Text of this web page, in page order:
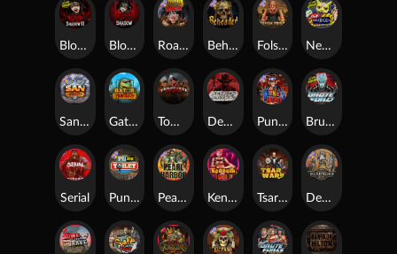
Dead, Dead, or Deader
Tsar Wars
Brute Force
Tombstone Slaughter
Blood & Shadow
Blood & Shadow 2
Punk Rocker 2
Deadwood R.I.P
Beheaded Nexus Outsourced
Gator Hunters
Kenneth Must Die
Folsom Prison
Road Rage
San Quentin xWays
Serial Punk Toilet Pearl Harbor